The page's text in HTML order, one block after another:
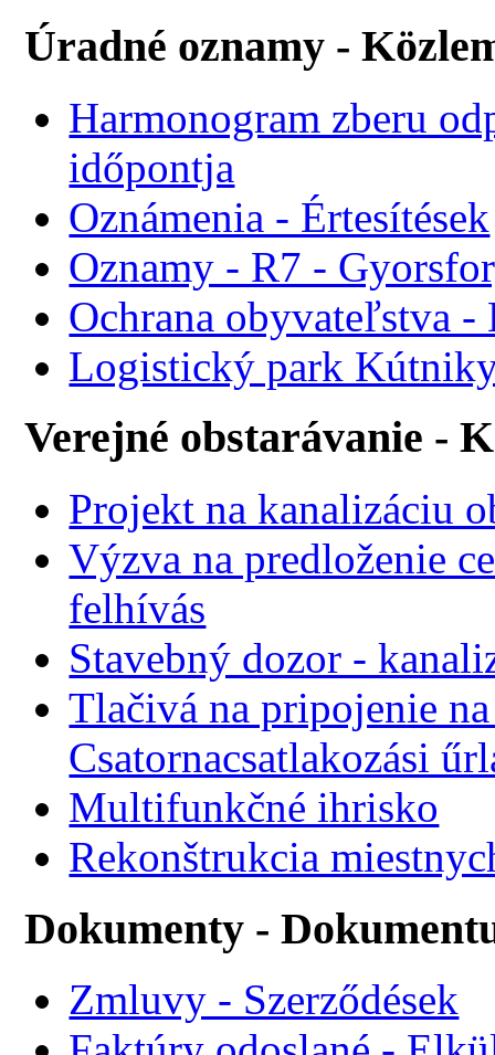
Úradné oznamy -
Harmonogram zberu
időpontja
Oznámenia - Értesítések
Oznamy - R7 -
Ochrana obyvateľstva -
Logistický park
Verejné obstarávanie -
Projekt na kanalizáciu
Výzva na predloženie
felhívás
Stavebný dozor -
Tlačivá na pripojenie
Csatornacsatlakozási
Multifunkčné ihrisko
Rekonštrukcia
Dokumenty -
Zmluvy - Szerződések